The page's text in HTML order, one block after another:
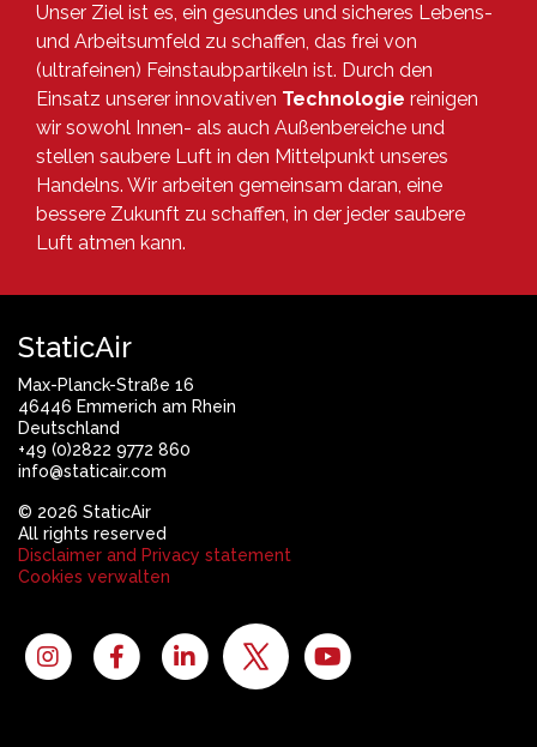
Unser Ziel ist es, ein gesundes und sicheres Lebens-
und Arbeitsumfeld zu schaffen, das frei von
(ultrafeinen) Feinstaubpartikeln ist. Durch den
Einsatz unserer innovativen Technologie reinigen
wir sowohl Innen- als auch Außenbereiche und
stellen saubere Luft in den Mittelpunkt unseres
Handelns. Wir arbeiten gemeinsam daran, eine
bessere Zukunft zu schaffen, in der jeder saubere
Luft atmen kann.
StaticAir
Max-Planck-Straße 16
46446 Emmerich am Rhein
Deutschland
+49 (0)2822 9772 860
info@staticair.com
© 2026 StaticAir
All rights reserved
Disclaimer and Privacy statement
Cookies verwalten